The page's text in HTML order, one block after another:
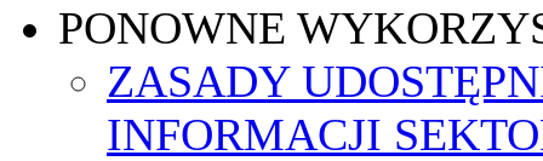
PONOWNE
ZASADY
INFORMACJI